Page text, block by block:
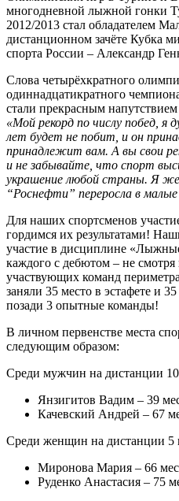
многодневной лыжной гонки
2012/2013 стал обладателем
дистанционном зачёте Кубка
спорта России – Александр
Слова четырёхкратного
одиннадцатикратного
стали прекрасным
«Мой рекорд по числу побед, я
лет будет не побит, и он
принадлежит вам. А вы свои
и не забывайте, что спорт
украшение любой страны. Я
“Роснефти” переросла в
Для наших спортсменов
гордимся их результатами!
участие в дисциплине
каждого с дебютом – не
участвующих команд
заняли 35 место в эстафете и
позади 3 опытные команды!
В личном первенстве места
следующим образом:
Среди мужчин на дистанции
Янзигитов Вадим – 39
Качевский Андрей – 67
Среди женщин на дистанции 5
Миронова Мария – 66
Руденко Анастасия – 75